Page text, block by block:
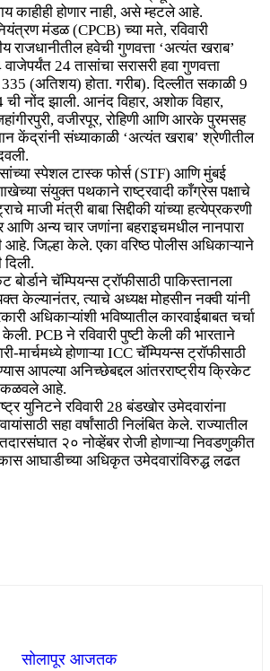
काहीही होणार नाही, असे म्हटले आहे.
मंडळ (CPCB) च्या मते, रविवारी
राजधानीतील हवेची गुणवत्ता ‘अत्यंत खराब’
24 तासांचा सरासरी हवा गुणवत्ता
(अतिशय) होता. गरीब). दिल्लीत सकाळी 9
नोंद झाली. आनंद विहार, अशोक विहार,
वजीरपूर, रोहिणी आणि आरके पुरमसह
केंद्रांनी संध्याकाळी ‘अत्यंत खराब’ श्रेणीतील
स्पेशल टास्क फोर्स (STF) आणि मुंबई
संयुक्त पथकाने राष्ट्रवादी काँग्रेस पक्षाचे
माजी मंत्री बाबा सिद्दीकी यांच्या हत्येप्रकरणी
अन्य चार जणांना बहराइचमधील नानपारा
जिल्हा केले. एका वरिष्ठ पोलीस अधिकाऱ्याने
दिली.
बोर्डाने चॅम्पियन्स ट्रॉफीसाठी पाकिस्तानला
केल्यानंतर, त्याचे अध्यक्ष मोहसीन नक्वी यांनी
अधिकाऱ्यांशी भविष्यातील कारवाईबाबत चर्चा
PCB ने रविवारी पुष्टी केली की भारताने
मार्चमध्ये होणाऱ्या ICC चॅम्पियन्स ट्रॉफीसाठी
आपल्या अनिच्छेबद्दल आंतरराष्ट्रीय क्रिकेट
कळवले आहे.
युनिटने रविवारी 28 बंडखोर उमेदवारांना
सहा वर्षांसाठी निलंबित केले. राज्यातील
२० नोव्हेंबर रोजी होणाऱ्या निवडणुकीत
आघाडीच्या अधिकृत उमेदवारांविरुद्ध लढत
सोलापूर आजतक